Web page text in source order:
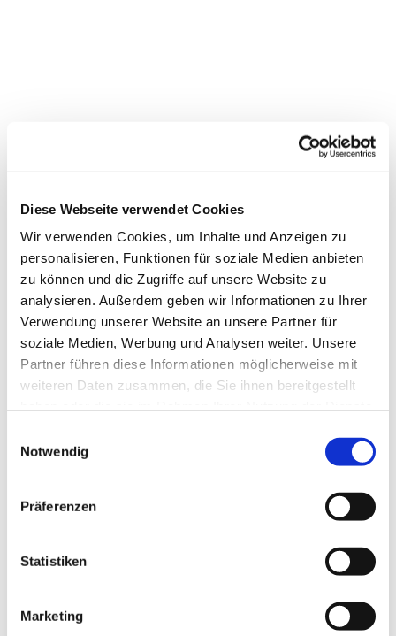
Diese Webseite verwendet Cookies
Wir verwenden Cookies, um Inhalte und Anzeigen zu
personalisieren, Funktionen für soziale Medien anbieten
zu können und die Zugriffe auf unsere Website zu
analysieren. Außerdem geben wir Informationen zu Ihrer
Verwendung unserer Website an unsere Partner für
soziale Medien, Werbung und Analysen weiter. Unsere
Partner führen diese Informationen möglicherweise mit
weiteren Daten zusammen, die Sie ihnen bereitgestellt
Notwendig
Präferenzen
Statistiken
Marketing
Dies könnte Sie auch
interessieren